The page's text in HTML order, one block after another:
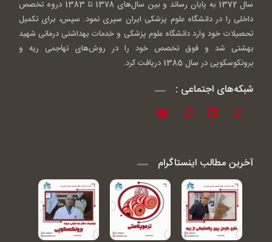
سال 1372 به پایان رساند و بین سال‌های 1378 تا 1383 دروه تخصص
داخلی را در دانشگاه علوم پزشکی ایران سپری نمود. سپس، برای تکمیل
تحصیلات خود وارد دانشگاه علوم پزشکی و خدمات بهداشتی درمانی شهید
بهشتی شد و فوق تخصص خود را در روش‌های تهاجمی ریه و
برونکوسکوپی در سال 1385 دریافت کرد.
شبکه‌های اجتماعی :
آخرین مطالب اینستاگرام